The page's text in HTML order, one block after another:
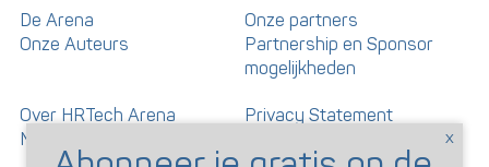
De Arena
Onze Auteurs
Onze partners
Partnership en Sponsor
mogelijkheden
Over HRTech Arena
Nieuwsbrief
Privacy Statement
Gedragscode artikelen en